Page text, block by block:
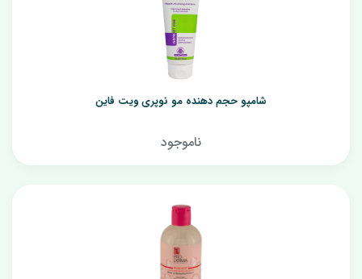
شامپو حجم دهنده مو نوپری ویت فاین
ناموجود